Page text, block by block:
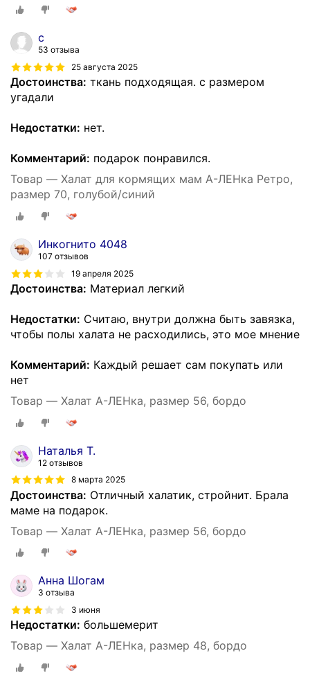
с
53 отзыва
25 августа 2025
Достоинства: ткань подходящая. с размером
угадали
Недостатки: нет.
Комментарий: подарок понравился.
Товар — Халат для кормящих мам А-ЛЕНка Ретро,
размер 70, голубой/синий
Инкогнито 4048
107 отзывов
19 апреля 2025
Достоинства: Материал легкий
Недостатки: Считаю, внутри должна быть завязка,
чтобы полы халата не расходились, это мое мнение
Комментарий: Каждый решает сам покупать или
нет
Товар — Халат А-ЛЕНка, размер 56, бордо
Наталья Т.
12 отзывов
8 марта 2025
Достоинства: Отличный халатик, стройнит. Брала
маме на подарок.
Товар — Халат А-ЛЕНка, размер 56, бордо
Анна Шогам
3 отзыва
3 июня
Недостатки: большемерит
Товар — Халат А-ЛЕНка, размер 48, бордо